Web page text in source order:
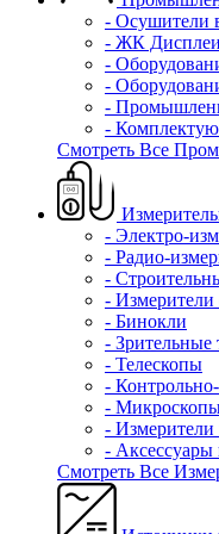
- Осушители
- ЖК Дисплеи
-
-
-
-
Смотреть Все
- Электро-
- Радио-
-
- Измерители
- Бинокли
- Зрительные
- Телескопы
-
-
-
-
Смотреть Все